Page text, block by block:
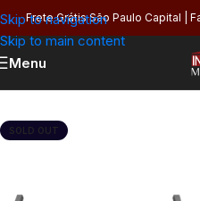
Skip to navigation
Skip to main content
Frete Grátis São Paulo Capital |
Menu
SOLD OUT